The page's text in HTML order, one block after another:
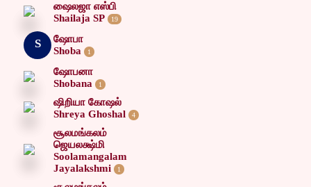
ஷைலஜா எஸ்பி
Shailaja SP
19
S
ஷோபா
Shoba
1
ஷோபனா
Shobana
1
ஷிறியா கோஷல்
Shreya Ghoshal
4
சூலமங்கலம்
ஜெயலக்ஷ்மி
Soolamangalam
Jayalakshmi
1